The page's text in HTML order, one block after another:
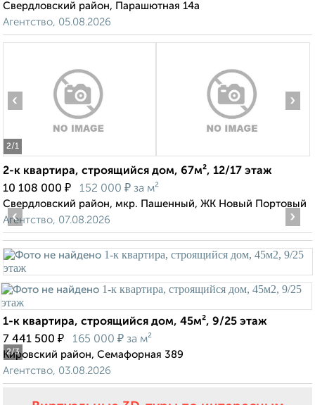
Свердловский район, Парашютная 14а
Агентство, 05.08.2026
2/1
‹ ›
2-к квартира, строящийся дом, 67м², 12/17 этаж
10 108 000 ₽ 152 000 ₽ за м²
Свердловский район, мкр. Пашенный, ЖК Новый Портовый
Агентство, 07.08.2026
2/3
‹ ›
1-к квартира, строящийся дом, 45м², 9/25 этаж
7 441 500 ₽ 165 000 ₽ за м²
Кировский район, Семафорная 389
Агентство, 03.08.2026